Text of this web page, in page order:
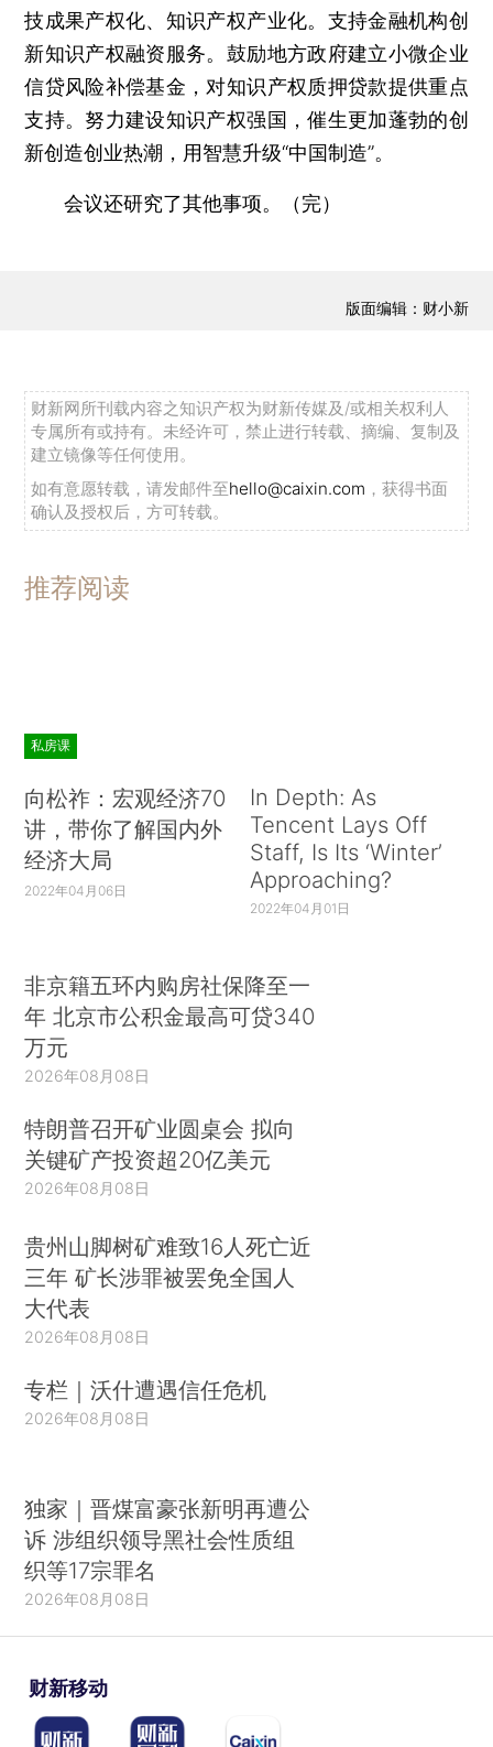
技成果产权化、知识产权产业化。支持金融机构创
新知识产权融资服务。鼓励地方政府建立小微企业
信贷风险补偿基金，对知识产权质押贷款提供重点
支持。努力建设知识产权强国，催生更加蓬勃的创
新创造创业热潮，用智慧升级“中国制造”。
会议还研究了其他事项。（完）
版面编辑：财小新
财新网所刊载内容之知识产权为财新传媒及/或相关权利人
专属所有或持有。未经许可，禁止进行转载、摘编、复制及
建立镜像等任何使用。
如有意愿转载，请发邮件至hello@caixin.com ，获得书面
确认及授权后，方可转载。
推荐阅读
私房课
向松祚：宏观经济70
讲，带你了解国内外
经济大局
2022年04月06日
In Depth: As
Tencent Lays Off
Staff, Is Its ‘Winter’
Approaching?
2022年04月01日
非京籍五环内购房社保降至一
年 北京市公积金最高可贷340
万元
2026年08月08日
特朗普召开矿业圆桌会 拟向
关键矿产投资超20亿美元
2026年08月08日
贵州山脚树矿难致16人死亡近
三年 矿长涉罪被罢免全国人
大代表
2026年08月08日
专栏｜沃什遭遇信任危机
2026年08月08日
独家｜晋煤富豪张新明再遭公
诉 涉组织领导黑社会性质组
织等17宗罪名
2026年08月08日
财新移动